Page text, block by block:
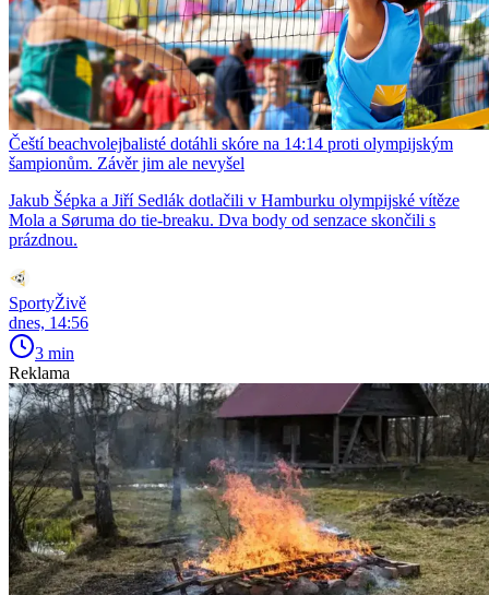
Čeští beachvolejbalisté dotáhli skóre na 14:14 proti olympijským
šampionům. Závěr jim ale nevyšel
Jakub Šépka a Jiří Sedlák dotlačili v Hamburku olympijské vítěze
Mola a Søruma do tie-breaku. Dva body od senzace skončili s
prázdnou.
SportyŽivě
dnes, 14:56
3 min
Reklama